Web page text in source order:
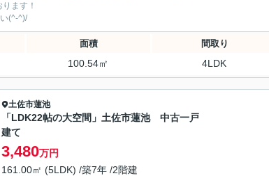
ます！
‍(^-^)/
面積 間取り
100.54㎡ 4LDK
土佐市蓮池
「LDK22帖の大空間」土佐市蓮池 中古一戸
建て
3,480万円
161.00㎡ (5LDK) /築7年 /2階建